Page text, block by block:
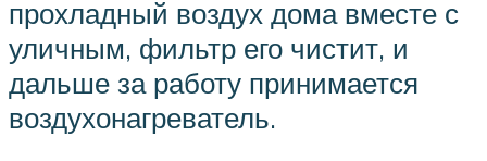
прохладный воздух дома вместе с
уличным, фильтр его чистит, и
дальше за работу принимается
воздухонагреватель.